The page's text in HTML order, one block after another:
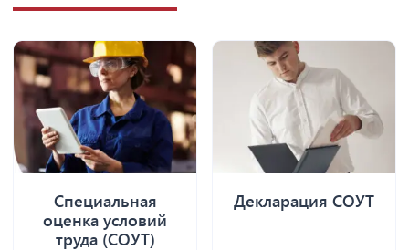
Специальная
оценка условий
труда (СОУТ)
Декларация СОУТ